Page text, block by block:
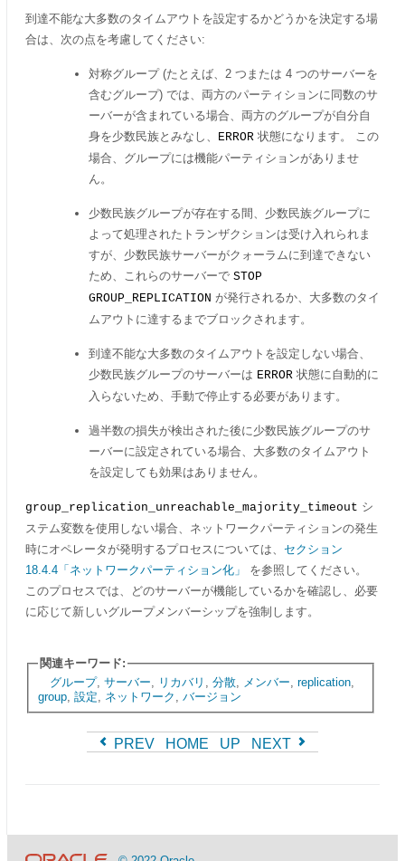
到達不能な大多数のタイムアウトを設定するかどうかを決定する場
合は、次の点を考慮してください:
対称グループ (たとえば、2 つまたは 4 つのサーバーを
含むグループ) では、両方のパーティションに同数のサ
ーバーが含まれている場合、両方のグループが自分自
身を少数民族とみなし、 ERROR 状態になります。 この
場合、グループには機能パーティションがありませ
ん。
少数民族グループが存在する間、少数民族グループに
よって処理されたトランザクションは受け入れられま
すが、少数民族サーバーがクォーラムに到達できない
ため、これらのサーバーで STOP
GROUP_REPLICATION が発行されるか、大多数のタイ
ムアウトに達するまでブロックされます。
到達不能な大多数のタイムアウトを設定しない場合、
少数民族グループのサーバーは ERROR 状態に自動的に
入らないため、手動で停止する必要があります。
過半数の損失が検出された後に少数民族グループのサ
ーバーに設定されている場合、大多数のタイムアウト
を設定しても効果はありません。
group_replication_unreachable_majority_timeout シ
ステム変数を使用しない場合、ネットワークパーティションの発生
時にオペレータが発明するプロセスについては、 セクション
18.4.4「ネットワークパーティション化」
を参照してください。
このプロセスでは、どのサーバーが機能しているかを確認し、必要
に応じて新しいグループメンバーシップを強制します。
関連キーワード:
グループ, サーバー リカバリ 分散, メンバー replication,
group, 設定 ネットワーク バージョン
PREV HOME UP NEXT